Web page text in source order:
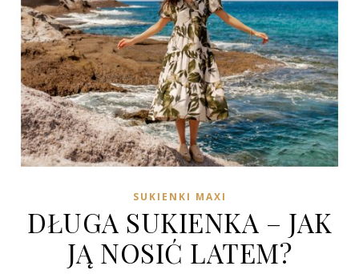
SUKIENKI MAXI
DŁUGA SUKIENKA – JAK
JĄ NOSIĆ LATEM?